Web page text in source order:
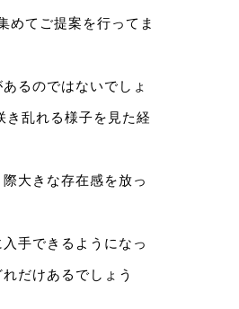
めてご提案を⾏ってま
るのではないでしょ
き乱れる様⼦を⾒た経
⼤きな存在感を放っ
⼿できるようになっ
だけあるでしょう